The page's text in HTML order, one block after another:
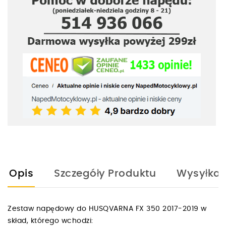
Opis Szczegóły Produktu Wysyłka
Zestaw napędowy do HUSQVARNA FX 350 2017-2019 w
skład, którego wchodzi: